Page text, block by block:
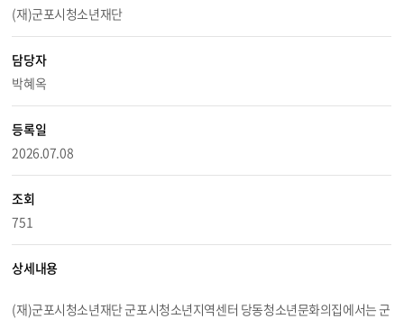
(재)군포시청소년재단
담당자
박혜옥
등록일
2026.07.08
조회
751
상세내용
(재)군포시청소년재단 군포시청소년지역센터 당동청소년문화의집에서는 군